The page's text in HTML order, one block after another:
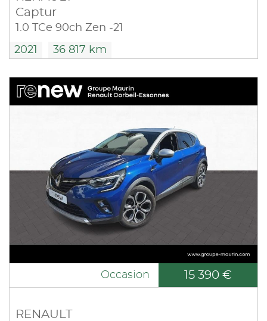
Captur
1.0 TCe 90ch Zen -21
2021 36 817 km
Occasion 15 390 €
RENAULT